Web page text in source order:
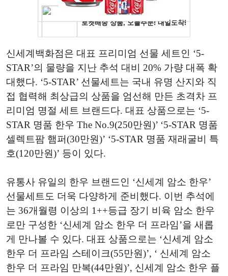
신세계백화점은 대표 프리미엄 선물 세트인 ‘5-
STAR’의 물량을 지난 추석 대비 20% 가량 대폭 확
대했다. ‘5-STAR’ 선물세트는 국내 유명 산지와 직
접 협력해 최상급의 상품을 엄선해 만든 초격차 프
리미엄 명절 세트 브랜드다. 대표 상품으로는 ‘5-
STAR 명품 한우 The No.9(250만원)’ ‘5-STAR 명품
셀렉트팜 햄퍼(30만원)’ ‘5-STAR 명품 재래굴비 특
호(120만원)’ 등이 있다.
유통사 유일의 한우 브랜드인 ‘신세계 암소 한우’
선물세트도 더욱 다양하게 준비했다. 이번 추석에
는 36개월령 이상의 1++등급 장기 비육 암소 한우
로만 구성한 ‘신세계 암소 한우 더 프라임’을 새롭
게 만나볼 수 있다. 대표 상품으로는 ‘신세계 암소
한우 더 프라임 스테이크(55만원)’, ‘ 신세계 암소
한우 더 프라임 만복(44만원)’, 신세계 암소 한우 플